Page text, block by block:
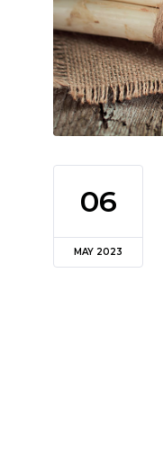
06
MAY 2023